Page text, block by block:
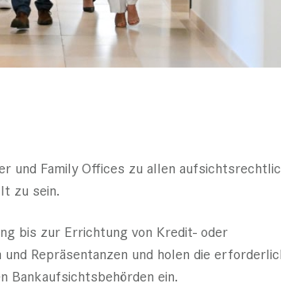
und Family Offices zu allen
zu sein.
bis zur Errichtung von Kredit­- oder
Repräsentanzen und holen die
Bankaufsichtsbehörden ein.